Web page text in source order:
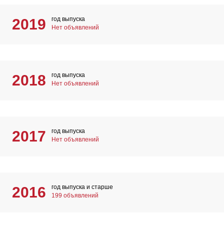
2019
год выпуска
Нет объявлений
2018
год выпуска
Нет объявлений
2017
год выпуска
Нет объявлений
2016
год выпуска и старше
199 объявлений